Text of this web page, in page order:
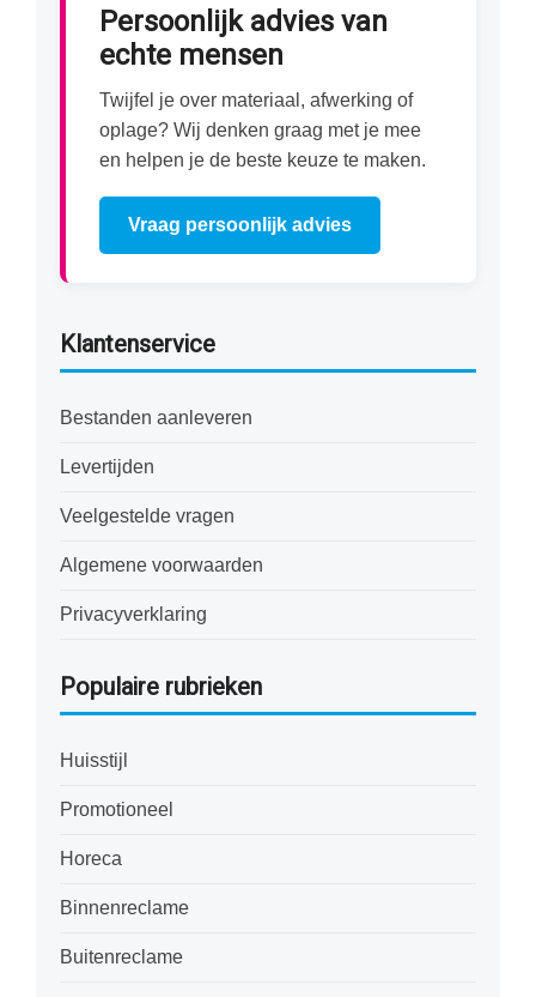
Persoonlijk advies van
echte mensen
Twijfel je over materiaal, afwerking of
oplage? Wij denken graag met je mee
en helpen je de beste keuze te maken.
Vraag persoonlijk advies
Klantenservice
Bestanden aanleveren
Levertijden
Veelgestelde vragen
Algemene voorwaarden
Privacyverklaring
Populaire rubrieken
Huisstijl
Promotioneel
Horeca
Binnenreclame
Buitenreclame